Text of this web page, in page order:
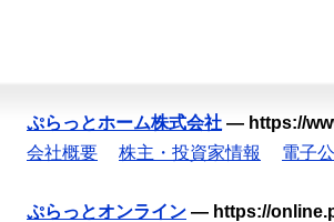
ぷらっとホーム株式会社 — https://
会社概要
株主・投資家情報 電子
ぷらっとオンライン — https://